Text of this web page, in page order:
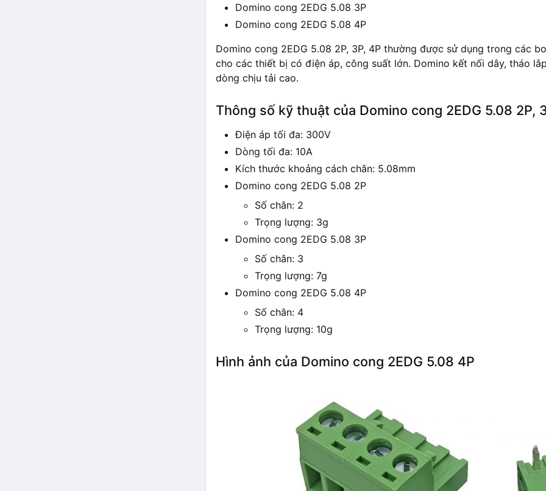
Domino cong 2EDG 5.08 3P
Domino cong 2EDG 5.08 4P
Domino cong 2EDG 5.08 2P, 3P, 4P thường được sử dụng trong các
cho các thiết bị có điện áp, công suất lớn. Domino kết nối dây, tháo
dòng chịu tải cao.
Thông số kỹ thuật của Domino cong 2EDG 5.08 2P,
Điện áp tối đa: 300V
Dòng tối đa: 10A
Kích thước khoảng cách chân: 5.08mm
Domino cong 2EDG 5.08 2P
Số chân: 2
Trọng lượng: 3g
Domino cong 2EDG 5.08 3P
Số chân: 3
Trọng lượng: 7g
Domino cong 2EDG 5.08 4P
Số chân: 4
Trọng lượng: 10g
Hình ảnh của Domino cong 2EDG 5.08 4P